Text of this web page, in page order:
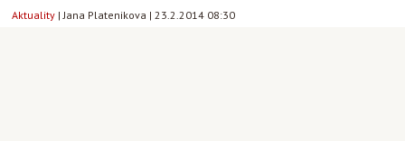
Aktuality |Jana Platenikova | 23.2.2014 08:30